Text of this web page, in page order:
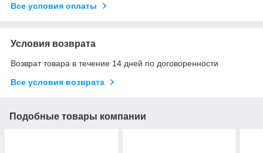
Все условия оплаты
Условия возврата
Возврат товара в течение 14 дней по договоренности
Все условия возврата
Подобные товары компании